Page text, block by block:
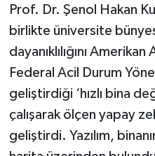
Prof. Dr. Şenol Hakan
birlikte üniversite
dayanıklılığını
Federal Acil Durum
geliştirdiği ‘hızlı bina
çalışarak ölçen yapay
geliştirdi. Yazılım,